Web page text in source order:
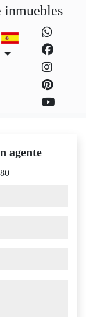
inmuebles
agente